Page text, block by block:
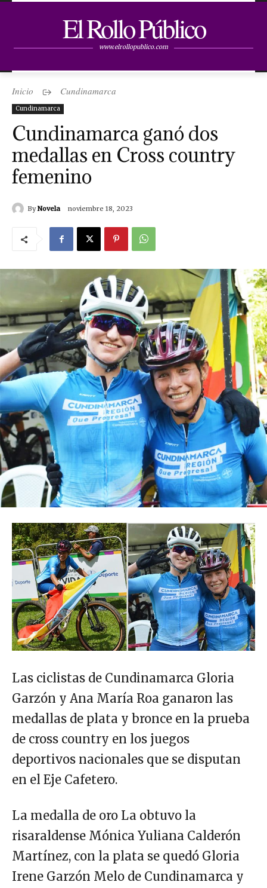
El Rollo Público
www.elrollopublico.com
Inicio Cundinamarca
Cundinamarca
Cundinamarca ganó dos
medallas en Cross country
femenino
By Novela noviembre 18, 2023
Las ciclistas de Cundinamarca Gloria
Garzón y Ana María Roa ganaron las
medallas de plata y bronce en la prueba
de cross country en los juegos
deportivos nacionales que se disputan
en el Eje Cafetero.
La medalla de oro La obtuvo la
risaraldense Mónica Yuliana Calderón
Martínez, con la plata se quedó Gloria
Irene Garzón Melo de Cundinamarca y